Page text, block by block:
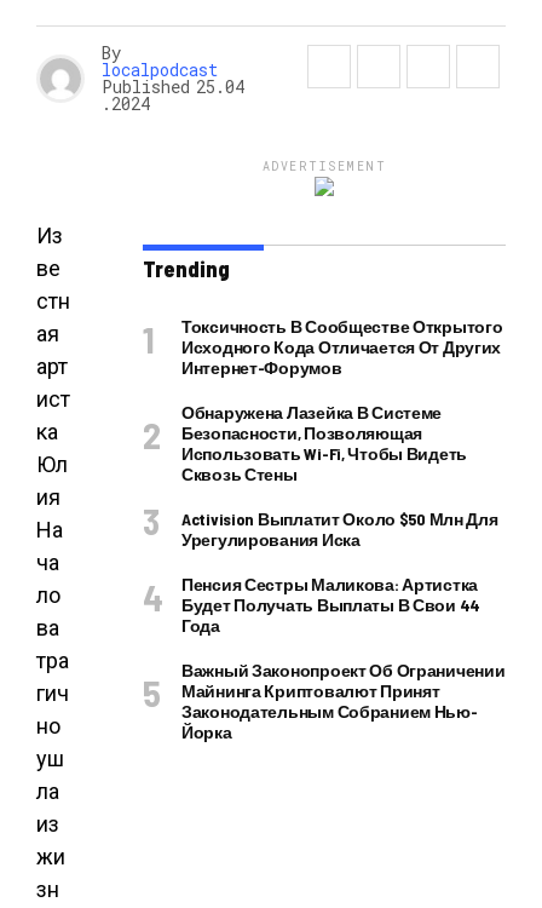
By
localpodcast
Published 25.04
.2024
Из
ве
стн
ая
арт
ист
ка
Юл
ия
На
ча
ло
ва
тра
гич
но
уш
ла
из
жи
зн
ADVERTISEMENT
Trending
Токсичность В Сообществе Открытого
Исходного Кода Отличается От Других
Интернет-Форумов
Обнаружена Лазейка В Системе
Безопасности, Позволяющая
Использовать Wi-Fi, Чтобы Видеть
Сквозь Стены
Activision Выплатит Около $50 Млн Для
Урегулирования Иска
Пенсия Сестры Маликова: Артистка
Будет Получать Выплаты В Свои 44
Года
Важный Законопроект Об Ограничении
Майнинга Криптовалют Принят
Законодательным Собранием Нью-
Йорка